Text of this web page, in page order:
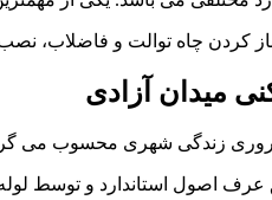
کردن چاه توالت و
میدان آزادی
ضروری زندگی شهری محسوب می
عرف اصول استاندارد و توسط